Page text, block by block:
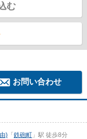
む
お問い合わせ
) 「 鉄砲町 」駅 徒歩8分